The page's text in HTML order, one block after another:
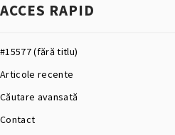
ACCES RAPID
#15577 (fără titlu)
Articole recente
Căutare avansată
Contact